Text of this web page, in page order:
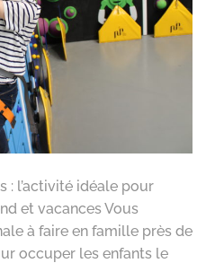
: l’activité idéale pour
et vacances Vous
à faire en famille près de
occuper les enfants le